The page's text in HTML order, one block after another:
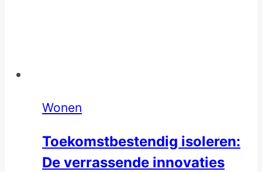
Wonen
Toekomstbestendig isoleren:
De verrassende innovaties